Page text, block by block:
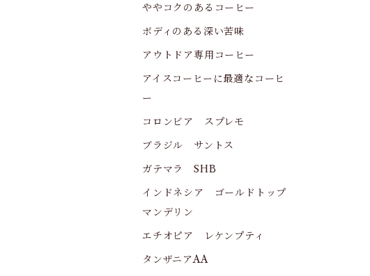
ややコクのあるコーヒー
ボディのある深い苦味
アウトドア専用コーヒー
アイスコーヒーに最適なコーヒ
ー
コロンビア スプレモ
ブラジル サントス
ガテマラ SHB
インドネシア ゴールドトップ
マンデリン
エチオピア レケンプティ
タンザニアAA